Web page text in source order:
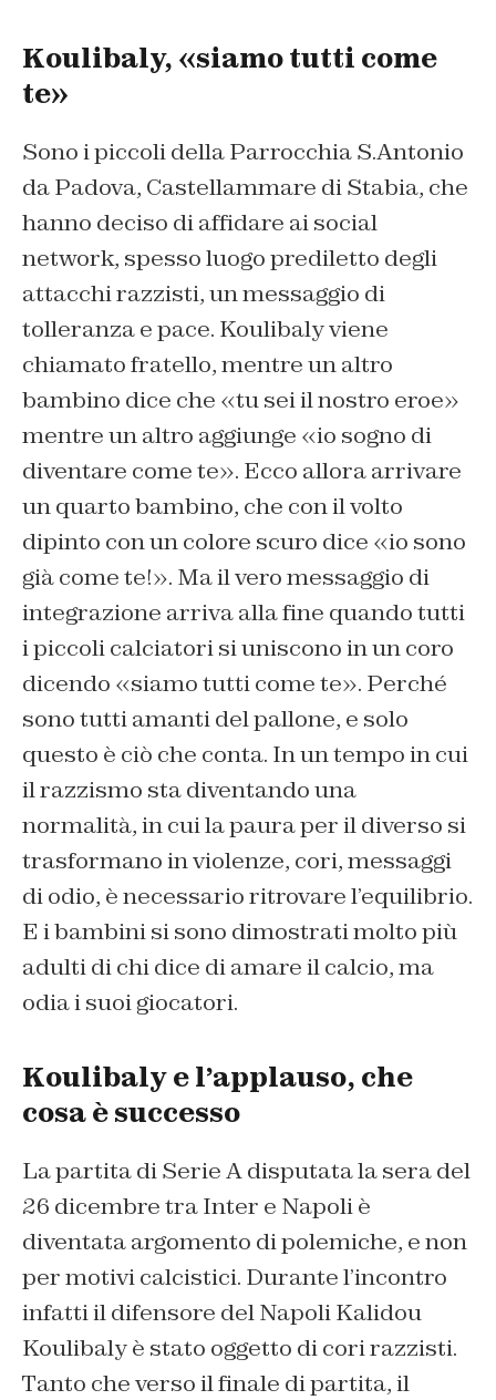
Koulibaly, «siamo tutti come
te»
Sono i piccoli della Parrocchia S.Antonio
da Padova, Castellammare di Stabia, che
hanno deciso di affidare ai social
network, spesso luogo prediletto degli
attacchi razzisti, un messaggio di
tolleranza e pace. Koulibaly viene
chiamato fratello, mentre un altro
bambino dice che «tu sei il nostro eroe»
mentre un altro aggiunge «io sogno di
diventare come te». Ecco allora arrivare
un quarto bambino, che con il volto
dipinto con un colore scuro dice «io sono
già come te!». Ma il vero messaggio di
integrazione arriva alla fine quando tutti
i piccoli calciatori si uniscono in un coro
dicendo «siamo tutti come te». Perché
sono tutti amanti del pallone, e solo
questo è ciò che conta. In un tempo in cui
il razzismo sta diventando una
normalità, in cui la paura per il diverso si
trasformano in violenze, cori, messaggi
di odio, è necessario ritrovare l’equilibrio.
E i bambini si sono dimostrati molto più
adulti di chi dice di amare il calcio, ma
odia i suoi giocatori.
Koulibaly e l’applauso, che
cosa è successo
La partita di Serie A disputata la sera del
26 dicembre tra Inter e Napoli è
diventata argomento di polemiche, e non
per motivi calcistici. Durante l’incontro
infatti il difensore del Napoli Kalidou
Koulibaly è stato oggetto di cori razzisti.
Tanto che verso il finale di partita, il